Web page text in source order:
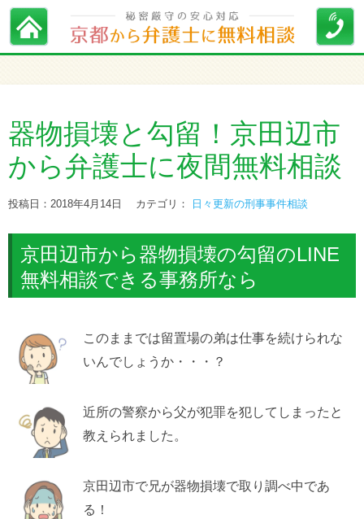
器物損壊と勾留！京田辺市
から弁護士に夜間無料相談
投稿日：2018年4月14日 カテゴリ： 日々更新の刑事事件相談
京田辺市から器物損壊の勾留のLINE
無料相談できる事務所なら
このままでは留置場の弟は仕事を続けられな
いんでしょうか・・・？
近所の警察から父が犯罪を犯してしまったと
教えられました。
京田辺市で兄が器物損壊で取り調べ中であ
る！